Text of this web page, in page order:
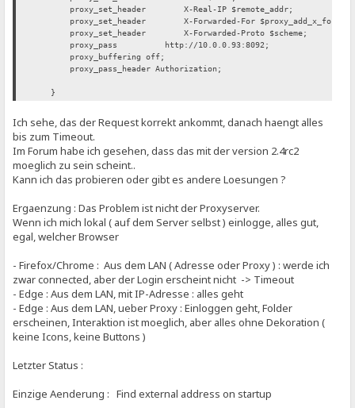
proxy_set_header X-Real-IP $remote_addr;
proxy_set_header X-Forwarded-For
proxy_set_header X-Forwarded-Proto $scheme;
proxy_pass http://10.0.0.93:8092;
proxy_buffering off;
proxy_pass_header Authorization;
}
Ich sehe, das der Request korrekt ankommt, danach haengt alles
bis zum Timeout.
Im Forum habe ich gesehen, dass das mit der version 2.4rc2
moeglich zu sein scheint..
Kann ich das probieren oder gibt es andere Loesungen ?
Ergaenzung : Das Problem ist nicht der Proxyserver.
Wenn ich mich lokal ( auf dem Server selbst ) einlogge, alles gut,
egal, welcher Browser
- Firefox/Chrome : Aus dem LAN ( Adresse oder Proxy ) : werde ich
zwar connected, aber der Login erscheint nicht -> Timeout
- Edge : Aus dem LAN, mit IP-Adresse : alles geht
- Edge : Aus dem LAN, ueber Proxy : Einloggen geht, Folder
erscheinen, Interaktion ist moeglich, aber alles ohne Dekoration (
keine Icons, keine Buttons )
Letzter Status :
Einzige Aenderung : Find external address on startup